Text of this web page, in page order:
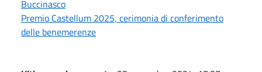
Buccinasco
Premio Castellum 2025, cerimonia di conferimento
delle benemerenze